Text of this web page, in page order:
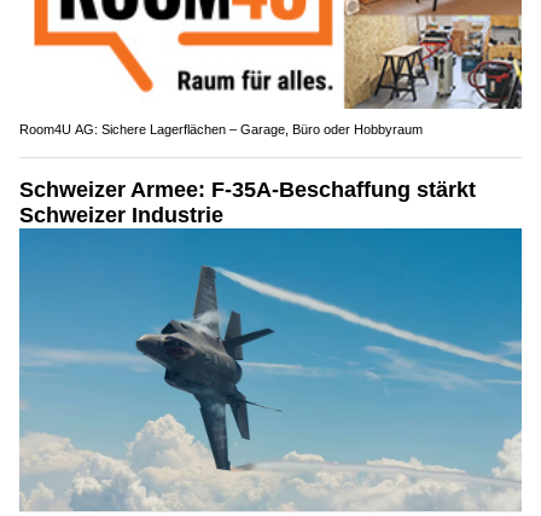
Room4U AG: Sichere Lagerflächen – Garage, Büro oder Hobbyraum
Schweizer Armee: F-35A-Beschaffung stärkt
Schweizer Industrie